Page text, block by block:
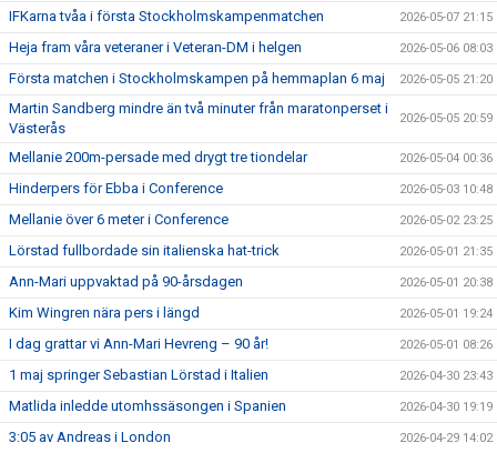
IFKarna tvåa i första Stockholmskampenmatchen 2026-05-07 21:15
Heja fram våra veteraner i Veteran-DM i helgen 2026-05-06 08:03
Första matchen i Stockholmskampen på hemmaplan 6 maj 2026-05-05 21:20
Martin Sandberg mindre än två minuter från maratonperset i
Västerås
2026-05-05 20:59
Mellanie 200m-persade med drygt tre tiondelar 2026-05-04 00:36
Hinderpers för Ebba i Conference 2026-05-03 10:48
Mellanie över 6 meter i Conference 2026-05-02 23:25
Lörstad fullbordade sin italienska hat-trick 2026-05-01 21:35
Ann-Mari uppvaktad på 90-årsdagen 2026-05-01 20:38
Kim Wingren nära pers i längd 2026-05-01 19:24
I dag grattar vi Ann-Mari Hevreng – 90 år! 2026-05-01 08:26
1 maj springer Sebastian Lörstad i Italien 2026-04-30 23:43
Matlida inledde utomhssäsongen i Spanien 2026-04-30 19:19
3:05 av Andreas i London 2026-04-29 14:02